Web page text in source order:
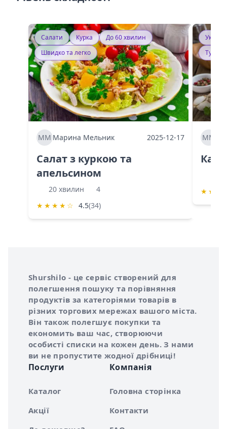
Салати Курка
До 60 хвилин
Швидко та легко
ММ Марина Мельник 2025-12-17
Салат з куркою та
апельсином
20 хвилин
4
★ ★ ★ ★ ☆ 4.5(34)
ММ
★ ★
Про сервіс Shurshilo
Shurshilo - це сервіс створений для
полегшення пошуку та порівняння
продуктів за категоріями товарів в
різних торгових мережах вашого міста.
Він також полегшує покупки та
економить ваш час, створюючи
особисті списки на кожен день. З нами
ви не пропустите жодної дрібниці!
Послуги
Каталог
Акції
Компанія
Головна сторінка
Контакти